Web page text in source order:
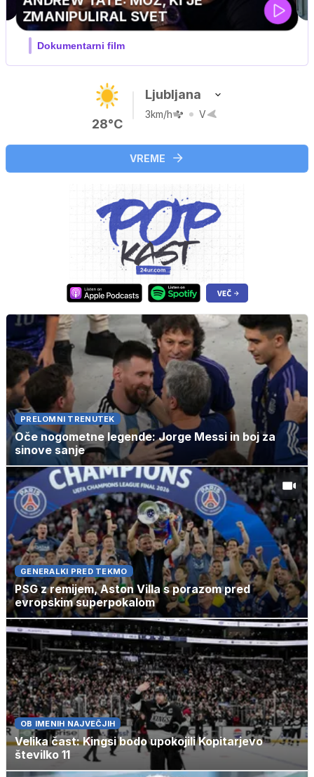
28°C
Ljubljana
3km/h V
VREME
PRELOMNI TRENUTEK
Oče nogometne legende: Jorge Messi in boj za
sinove sanje
GENERALKI PRED TEKMO
PSG z remijem, Aston Villa s porazom pred
evropskim superpokalom
OB IMENIH NAJVEČJIH
Velika čast: Kingsi bodo upokojili Kopitarjevo
številko 11